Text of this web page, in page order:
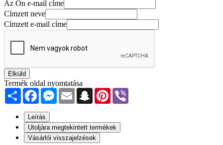
Az Ön e-mail címe
Címzett neve
Címzett e-mail címe
Elküld
Termék oldal nyomtatása
Share FacebookMessenger
Email SnapchatPinterest
Leírás
Utoljára megtekintett termékek
Vásárlói visszajelzések